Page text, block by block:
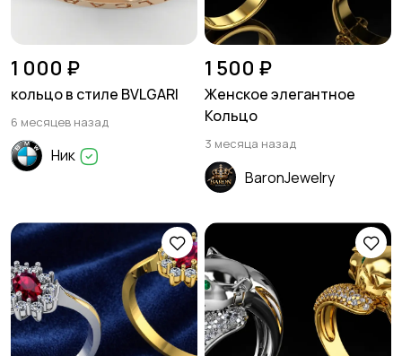
1 000 ₽
кольцо в стиле BVLGARI
6 месяцев назад
Ник
1 500 ₽
Женское элегантное
Кольцо
3 месяца назад
BaronJewelry